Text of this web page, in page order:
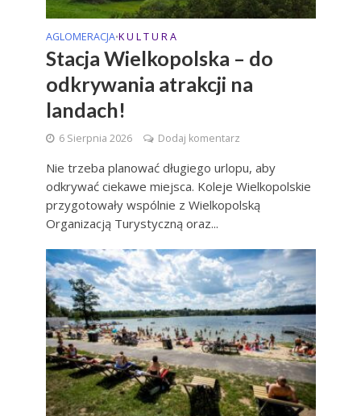
AGLOMERACJA•K U L T U R A
Stacja Wielkopolska – do
odkrywania atrakcji na
landach!
6 Sierpnia 2026 Dodaj komentarz
Nie trzeba planować długiego urlopu, aby
odkrywać ciekawe miejsca. Koleje Wielkopolskie
przygotowały wspólnie z Wielkopolską
Organizacją Turystyczną oraz...